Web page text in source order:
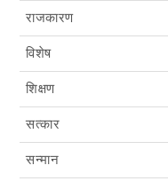
राजकारण
विशेष
शिक्षण
सत्कार
सन्मान